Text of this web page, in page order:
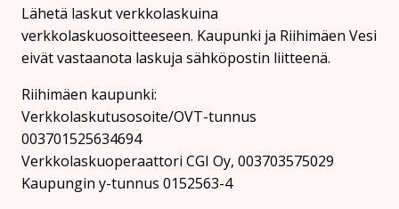
Lähetä laskut verkkolaskuina
verkkolaskuosoitteeseen. Kaupunki ja Riihimäen Vesi
eivät vastaanota laskuja sähköpostin liitteenä.
Riihimäen kaupunki:
Verkkolaskutusosoite/OVT-tunnus
003701525634694
Verkkolaskuoperaattori CGI Oy, 003703575029
Kaupungin y-tunnus 0152563-4